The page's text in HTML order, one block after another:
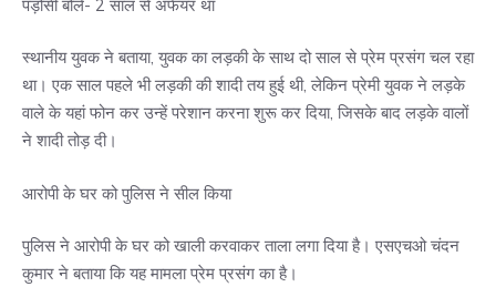
पड़ोसी बोले- 2 साल से अफेयर था
स्थानीय युवक ने बताया, युवक का लड़की के साथ दो साल से प्रेम प्रसंग चल रहा
था। एक साल पहले भी लड़की की शादी तय हुई थी, लेकिन प्रेमी युवक ने लड़के
वाले के यहां फोन कर उन्हें परेशान करना शुरू कर दिया, जिसके बाद लड़के वालों
ने शादी तोड़ दी।
आरोपी के घर को पुलिस ने सील किया
पुलिस ने आरोपी के घर को खाली करवाकर ताला लगा दिया है। एसएचओ चंदन
कुमार ने बताया कि यह मामला प्रेम प्रसंग का है।